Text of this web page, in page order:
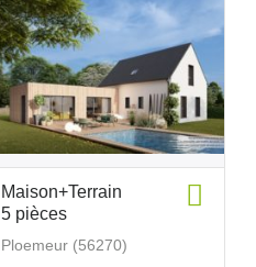
Maison+Terrain
5 pièces
Ploemeur (56270)